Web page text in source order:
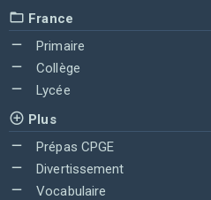
France
Primaire
Collège
Lycée
Plus
Prépas CPGE
Divertissement
Vocabulaire